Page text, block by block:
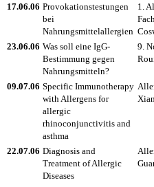
17.06.06 Provokationstestungen
bei
Nahrungsmittelallergien
1.
23.06.06 Was soll eine IgG-
Bestimmung gegen
Nahrungsmitteln?
9.
09.07.06 Specific Immunotherapy
with Allergens for
allergic
rhinoconjunctivitis and
asthma
22.07.06 Diagnosis and
Treatment of Allergic
Diseases